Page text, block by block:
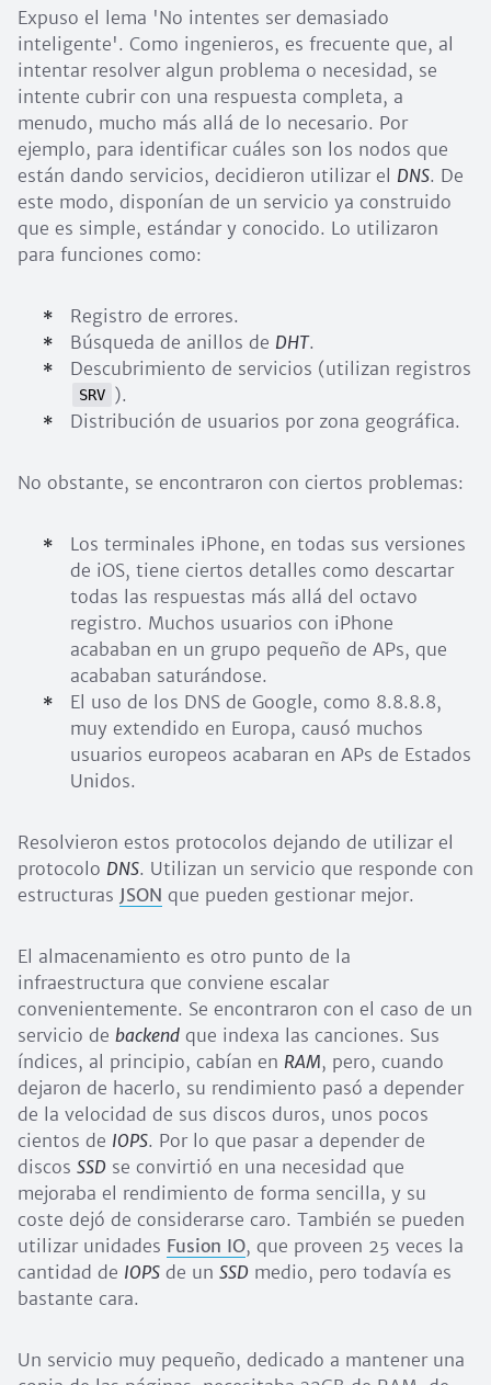
Expuso el lema 'No intentes ser demasiado
inteligente'. Como ingenieros, es frecuente que, al
intentar resolver algun problema o necesidad, se
intente cubrir con una respuesta completa, a
menudo, mucho más allá de lo necesario. Por
ejemplo, para identificar cuáles son los nodos que
están dando servicios, decidieron utilizar el DNS. De
este modo, disponían de un servicio ya construido
que es simple, estándar y conocido. Lo utilizaron
para funciones como:
Registro de errores.
Búsqueda de anillos de DHT.
Descubrimiento de servicios (utilizan registros
SRV ).
Distribución de usuarios por zona geográfica.
No obstante, se encontraron con ciertos problemas:
Los terminales iPhone, en todas sus versiones
de iOS, tiene ciertos detalles como descartar
todas las respuestas más allá del octavo
registro. Muchos usuarios con iPhone
acababan en un grupo pequeño de APs, que
acababan saturándose.
El uso de los DNS de Google, como 8.8.8.8,
muy extendido en Europa, causó muchos
usuarios europeos acabaran en APs de Estados
Unidos.
Resolvieron estos protocolos dejando de utilizar el
protocolo DNS. Utilizan un servicio que responde con
estructuras JSON que pueden gestionar mejor.
El almacenamiento es otro punto de la
infraestructura que conviene escalar
convenientemente. Se encontraron con el caso de un
servicio de backend que indexa las canciones. Sus
índices, al principio, cabían en RAM, pero, cuando
dejaron de hacerlo, su rendimiento pasó a depender
de la velocidad de sus discos duros, unos pocos
cientos de IOPS. Por lo que pasar a depender de
discos SSD se convirtió en una necesidad que
mejoraba el rendimiento de forma sencilla, y su
coste dejó de considerarse caro. También se pueden
utilizar unidades Fusion IO, que proveen 25 veces la
cantidad de IOPS de un SSD medio, pero todavía es
bastante cara.
Un servicio muy pequeño, dedicado a mantener una